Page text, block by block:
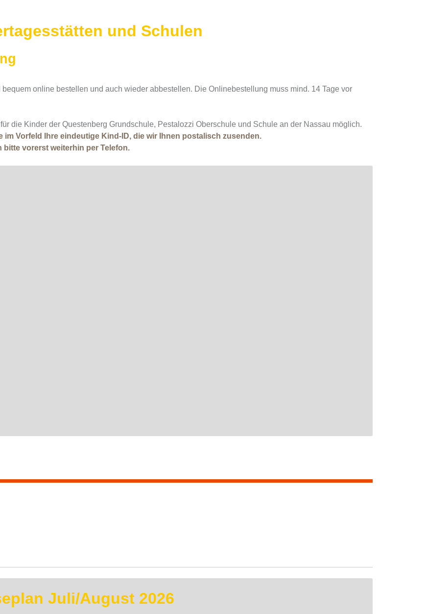
und Schulen
online bestellen und auch wieder abbestellen. Die Onlinebestellung muss mind. 14 Tage vor
die Kinder der Questenberg Grundschule, Pestalozzi Oberschule und Schule an der Nassau möglich.
Vorfeld Ihre eindeutige Kind-ID, die wir Ihnen postalisch zusenden.
vorerst weiterhin per Telefon.
Juli/August 2026